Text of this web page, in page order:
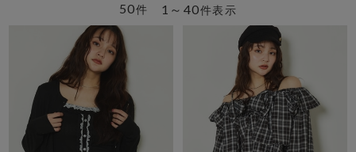
1～40件表示
50件